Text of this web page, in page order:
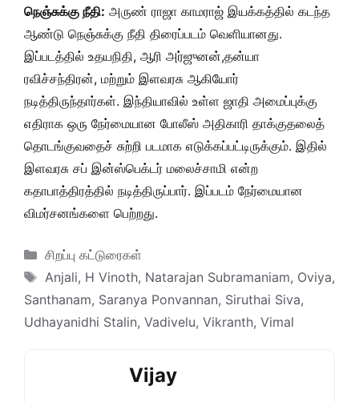
நெஞ்சுக்கு நீதி: அருண் ராஜா காமராஜ் இயக்கத்தில் கடந்த
ஆண்டு நெஞ்சுக்கு நீதி திரைப்படம் வெளியானது.
இப்படத்தில் உதயநிதி, ஆரி அர்ஜுனன்,தன்யா
ரவிச்சந்திரன், மற்றும் இளவரசு ஆகியோர்
நடித்திருந்தார்கள். இந்தியாவில் உள்ள ஜாதி அமைப்புக்கு
எதிராக ஒரு நேர்மையான போலீஸ் அதிகாரி தாக்குதலைத்
தொடங்குவதைச் சுற்றி படமாக எடுக்கப்பட்டிருக்கும். இதில்
இளவரசு சப் இன்ஸ்பெக்டர் மலைச்சாமி என்ற
கதாபாத்திரத்தில் நடித்திருப்பார். இப்படம் நேர்மையான
விமர்சனங்களை பெற்றது.
Categories
சிறப்பு கட்டுரைகள்
Tags
Anjali, H Vinoth, Natarajan Subramaniam, Oviya,
Santhanam, Saranya Ponvannan, Siruthai Siva,
Udhayanidhi Stalin, Vadivelu, Vikranth, Vimal
Vijay